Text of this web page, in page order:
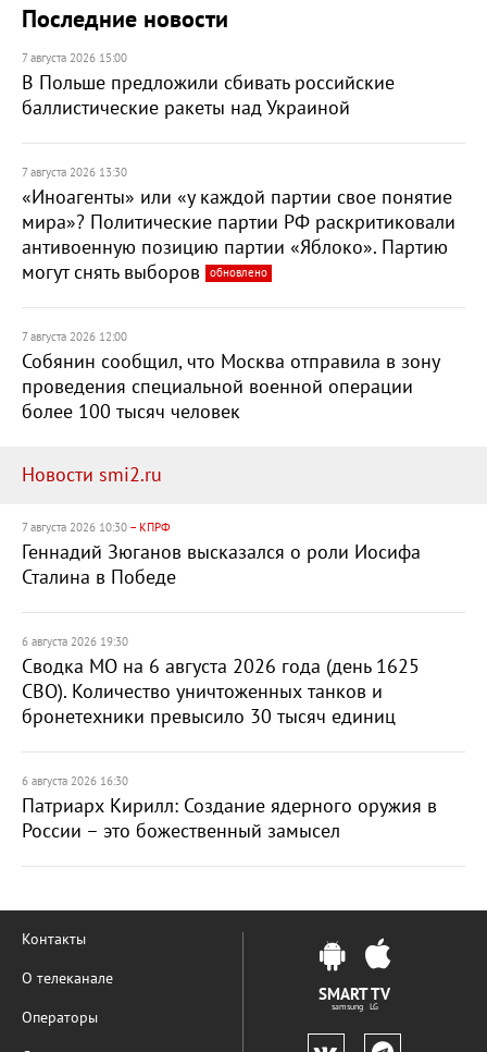
Последние новости
7 августа 2026 15:00
В Польше предложили сбивать российские
баллистические ракеты над Украиной
7 августа 2026 13:30
«Иноагенты» или «у каждой партии свое понятие
мира»? Политические партии РФ раскритиковали
антивоенную позицию партии «Яблоко». Партию
могут снять выборов
обновлено
7 августа 2026 12:00
Собянин сообщил, что Москва отправила в зону
проведения специальной военной операции
более 100 тысяч человек
Новости smi2.ru
7 августа 2026 10:30 – КПРФ
Геннадий Зюганов высказался о роли Иосифа
Сталина в Победе
6 августа 2026 19:30
Сводка МО на 6 августа 2026 года (день 1625
СВО). Количество уничтоженных танков и
бронетехники превысило 30 тысяч единиц
6 августа 2026 16:30
Патриарх Кирилл: Создание ядерного оружия в
России – это божественный замысел
Контакты
О телеканале
Операторы
SMART TV
samsung LG